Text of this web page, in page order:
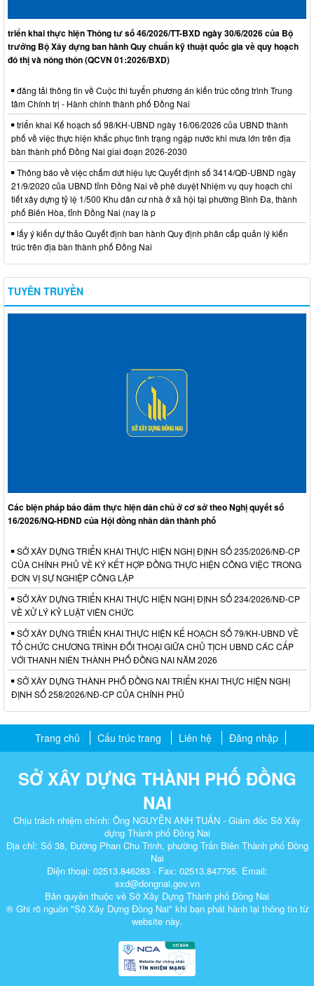
triển khai thực hiện Thông tư số 46/2026/TT-BXD ngày 30/6/2026 của Bộ
trưởng Bộ Xây dựng ban hành Quy chuẩn kỹ thuật quốc gia về quy hoạch
đô thị và nông thôn (QCVN 01:2026/BXD)
đăng tải thông tin về Cuộc thi tuyển phương án kiến trúc công trình Trung
tâm Chính trị - Hành chính thành phố Đồng Nai
triển khai Kế hoạch số 98/KH-UBND ngày 16/06/2026 của UBND thành
phố về việc thực hiện khắc phục tình trạng ngập nước khi mưa lớn trên địa
bàn thành phố Đồng Nai giai đoạn 2026-2030
Thông báo về việc chấm dứt hiệu lực Quyết định số 3414/QĐ-UBND ngày
21/9/2020 của UBND tỉnh Đồng Nai về phê duyệt Nhiệm vụ quy hoạch chi
tiết xây dựng tỷ lệ 1/500 Khu dân cư nhà ở xã hội tại phường Bình Đa, thành
phố Biên Hòa, tỉnh Đồng Nai (nay là p
lấy ý kiến dự thảo Quyết định ban hành Quy định phân cấp quản lý kiến
trúc trên địa bàn thành phố Đồng Nai
TUYÊN TRUYỀN
Các biện pháp bảo đảm thực hiện dân chủ ở cơ sở theo Nghị quyết số
16/2026/NQ-HĐND của Hội đồng nhân dân thành phố
SỞ XÂY DỰNG TRIỂN KHAI THỰC HIỆN NGHỊ ĐỊNH SỐ 235/2026/NĐ-CP
CỦA CHÍNH PHỦ VỀ KÝ KẾT HỢP ĐỒNG THỰC HIỆN CÔNG VIỆC TRONG
ĐƠN VỊ SỰ NGHIỆP CÔNG LẬP
SỞ XÂY DỰNG TRIỂN KHAI THỰC HIỆN NGHỊ ĐỊNH SỐ 234/2026/NĐ-CP
VỀ XỬ LÝ KỶ LUẬT VIÊN CHỨC
SỞ XÂY DỰNG TRIỂN KHAI THỰC HIỆN KẾ HOẠCH SỐ 79/KH-UBND VỀ
TỔ CHỨC CHƯƠNG TRÌNH ĐỐI THOẠI GIỮA CHỦ TỊCH UBND CÁC CẤP
VỚI THANH NIÊN THÀNH PHỐ ĐỒNG NAI NĂM 2026
SỞ XÂY DỰNG THÀNH PHỐ ĐỒNG NAI TRIỂN KHAI THỰC HIỆN NGHỊ
ĐỊNH SỐ 258/2026/NĐ-CP CỦA CHÍNH PHỦ
Trang chủ Cấu trúc trang Liên hệ Đăng nhập
SỞ XÂY DỰNG THÀNH PHỐ ĐỒNG
NAI
Chịu trách nhiệm chính: Ông NGUYỄN ANH TUẤN - Giám đốc Sở Xây
dựng Thành phố Đồng Nai
Địa chỉ: Số 38, Đường Phan Chu Trinh, phường Trấn Biên Thành phố Đồng
Nai
Điện thoại: 02513.846283 - Fax: 02513.847795. Email:
sxd@dongnai.gov.vn
Bản quyền thuộc về Sở Xây Dựng Thành phố Đồng Nai
® Ghi rõ nguồn "Sở Xây Dựng Đồng Nai" khi bạn phát hành lại thông tin từ
website này.​